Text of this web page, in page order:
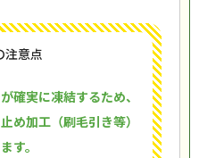
注意点
確実に凍結するため、
め加工（刷毛引き等）
す。